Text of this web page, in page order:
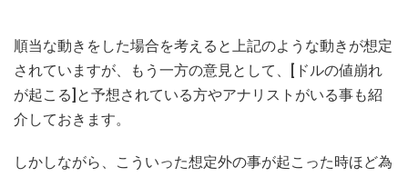
順当な動きをした場合を考えると上記のような動きが想定
されていますが、もう一方の意見として、[ドルの値崩れ
が起こる]と予想されている方やアナリストがいる事も紹
介しておきます。
しかしながら、こういった想定外の事が起こった時ほど為